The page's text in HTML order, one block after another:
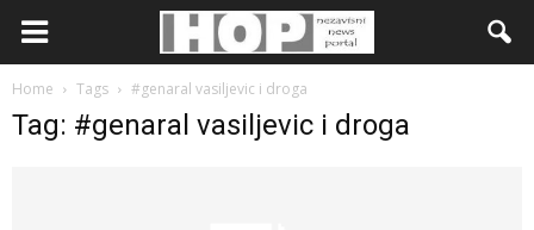
Home Tags #genaral vasiljevic i droga
Tag: #genaral vasiljevic i droga